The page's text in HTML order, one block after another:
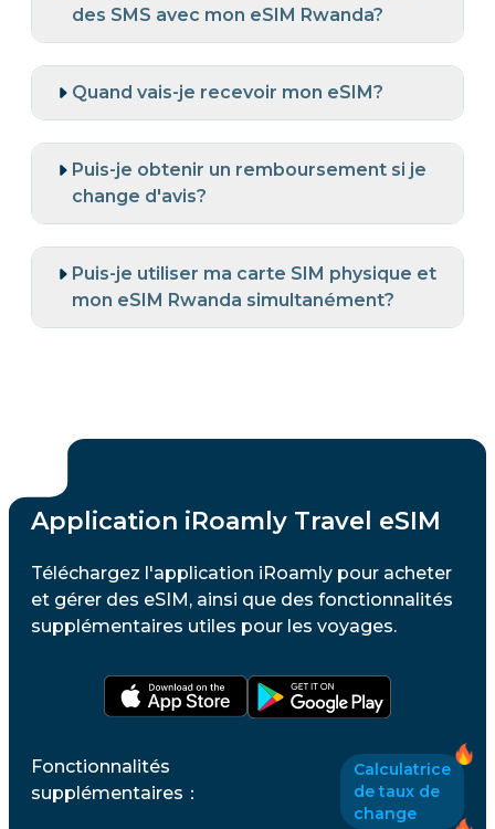
des SMS avec mon eSIM Rwanda?
Quand vais-je recevoir mon eSIM?
Puis-je obtenir un remboursement si je
change d'avis?
Puis-je utiliser ma carte SIM physique et
mon eSIM Rwanda simultanément?
Application iRoamly Travel eSIM
Téléchargez l'application iRoamly pour acheter
et gérer des eSIM, ainsi que des fonctionnalités
supplémentaires utiles pour les voyages.
Fonctionnalités
supplémentaires ：
Calculatrice
de taux de
change